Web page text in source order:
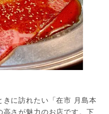
に訪れたい「在市 月島本
さが魅力のお店です。下